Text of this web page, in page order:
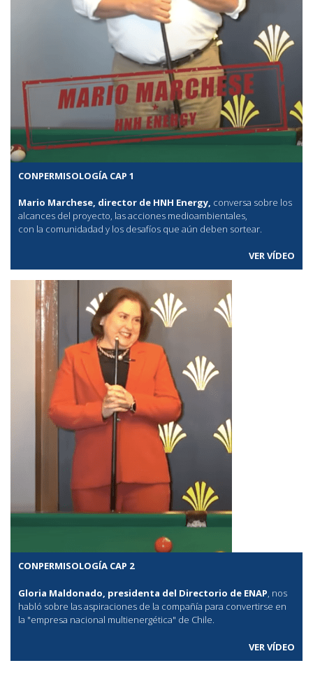
CONPERMISOLOGÍA CAP 1
Mario Marchese, director de HNH Energy, conversa sobre los
alcances del proyecto, las acciones medioambientales,
con la comunidadad y los desafíos que aún deben sortear.
VER VÍDEO
CONPERMISOLOGÍA CAP 2
Gloria Maldonado, presidenta del Directorio de ENAP, nos
habló sobre las aspiraciones de la compañía para convertirse en
la "empresa nacional multienergética" de Chile.
VER VÍDEO